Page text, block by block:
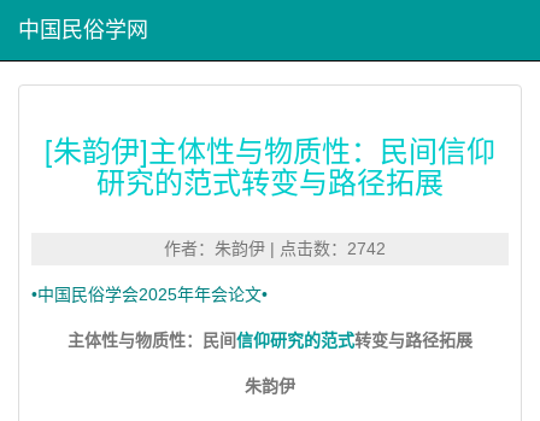
中国民俗学网
[朱韵伊]主体性与物质性：民间信仰
研究的范式转变与路径拓展
作者：朱韵伊 | 点击数：2742
•中国民俗学会2025年年会论文•
主体性与物质性：民间信仰研究的范式转变与路径拓展
朱韵伊